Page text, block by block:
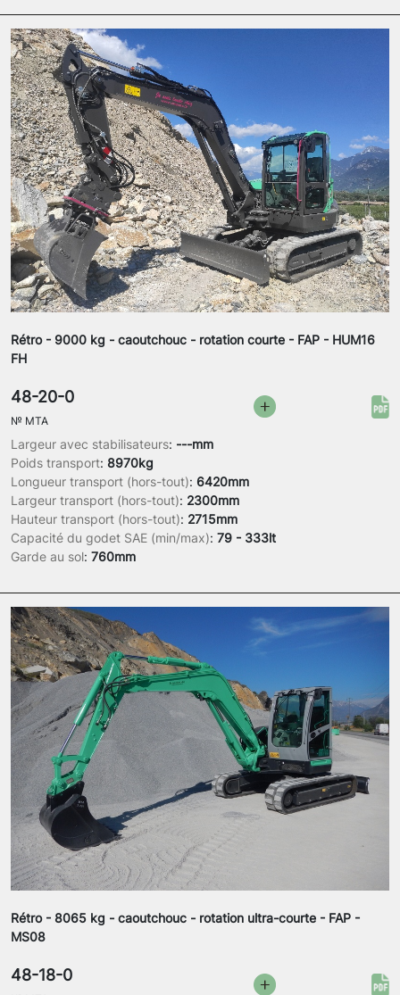
Rétro - 9000 kg - caoutchouc - rotation courte - FAP - HUM16
FH
Largeur avec stabilisateurs: ---mm
Poids transport: 8970kg
Longueur transport (hors-tout): 6420mm
Largeur transport (hors-tout): 2300mm
Hauteur transport (hors-tout): 2715mm
Capacité du godet SAE (min/max): 79 - 333lt
Garde au sol: 760mm
48-20-0
№ MTA
Rétro - 8065 kg - caoutchouc - rotation ultra-courte - FAP -
MS08
48-18-0